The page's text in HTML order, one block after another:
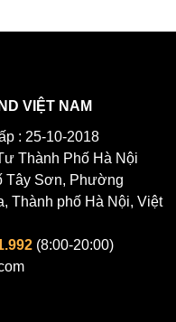
đổi khoảng cách, di
đến 150dB
VIỆT NAM
: 25-10-2018
Thành Phố Hà Nội
Tây Sơn, Phường
Thành phố Hà Nội, Việt
(8:00-20:00)